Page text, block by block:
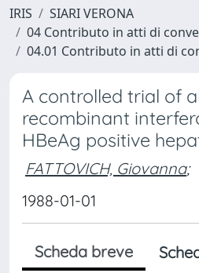
IRIS
SIARI VERONA
04 Contributo in atti di
04.01 Contributo in atti di
A controlled trial of
recombinant
HBeAg positive
FATTOVICH, Giovanna;
1988-01-01
Scheda breve